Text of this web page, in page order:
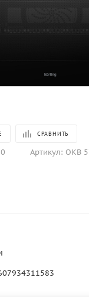
СРАВНИТЬ
Артикул: OKB